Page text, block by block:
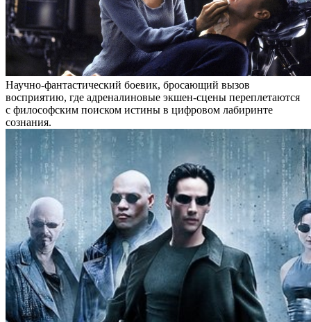
Научно-фантастический боевик, бросающий вызов
восприятию, где адреналиновые экшен-сцены переплетаются
с философским поиском истины в цифровом лабиринте
сознания.